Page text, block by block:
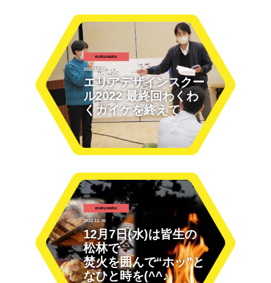
wakuwaku
2022.12.09
エリアデザインスクー
ル2022 最終回わくわ
くカイケを終えて
wakuwaku
2022.11.30
12月7日(水)は皆生の
松林で
焚火を囲んで“ホッ”と
なひと時を(^^♪